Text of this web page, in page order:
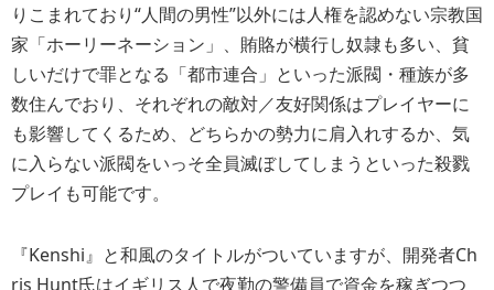
りこまれており“人間の男性”以外には人権を認めない宗教国
家「ホーリーネーション」、賄賂が横行し奴隷も多い、貧
しいだけで罪となる「都市連合」といった派閥・種族が多
数住んでおり、それぞれの敵対／友好関係はプレイヤーに
も影響してくるため、どちらかの勢力に肩入れするか、気
に入らない派閥をいっそ全員滅ぼしてしまうといった殺戮
プレイも可能です。
『Kenshi』と和風のタイトルがついていますが、開発者Ch
ris Hunt氏はイギリス人で夜勤の警備員で資金を稼ぎつつ